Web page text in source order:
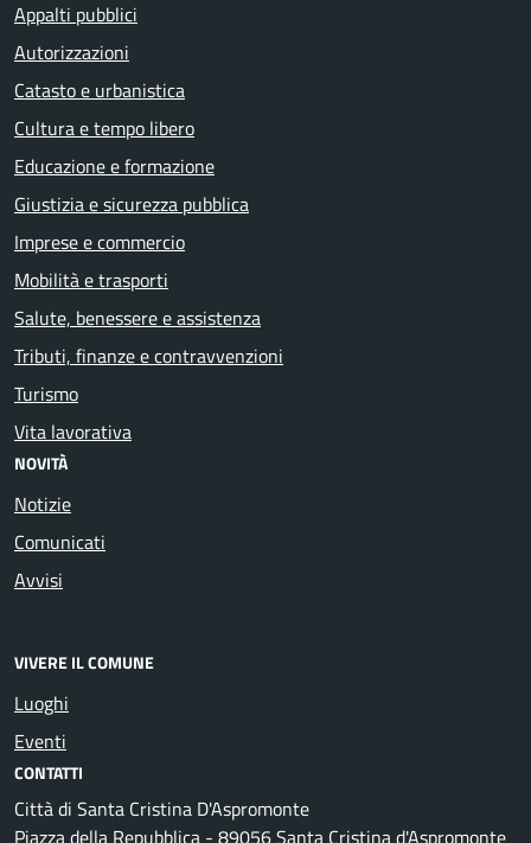
Appalti pubblici
Autorizzazioni
Catasto e urbanistica
Cultura e tempo libero
Educazione e formazione
Giustizia e sicurezza pubblica
Imprese e commercio
Mobilità e trasporti
Salute, benessere e assistenza
Tributi, finanze e contravvenzioni
Turismo
Vita lavorativa
NOVITÀ
Notizie
Comunicati
Avvisi
VIVERE IL COMUNE
Luoghi
Eventi
CONTATTI
Città di Santa Cristina D'Aspromonte
Piazza della Repubblica - 89056 Santa Cristina d'Aspromonte